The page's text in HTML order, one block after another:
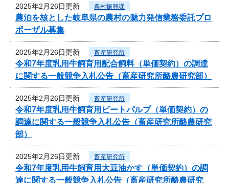
2025年2月26日更新 農村振興課
農泊を核とした岐阜県の農村の魅力発信業務委託プロ
ポーザル募集
2025年2月26日更新 畜産研究所
令和7年度乳用牛飼育用配合飼料（単価契約）の調達
に関する一般競争入札公告（畜産研究所酪農研究部）
2025年2月26日更新 畜産研究所
令和7年度乳用牛飼育用ビートパルプ（単価契約）の
調達に関する一般競争入札公告（畜産研究所酪農研究
部）
2025年2月26日更新 畜産研究所
令和7年度乳用牛飼育用大豆油かす（単価契約）の調
達に関する一般競争入札公告（畜産研究所酪農研究